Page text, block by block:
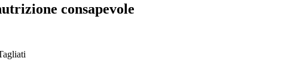
consapevole